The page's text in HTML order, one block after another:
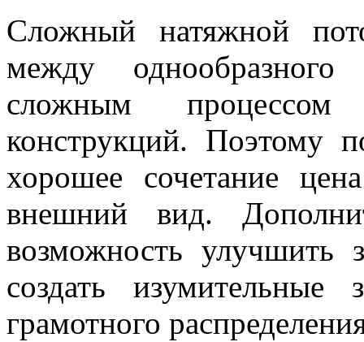
Сложный натяжной
между
сложным процессом
конструкций. Поэтому
хорошее сочетание
внешний вид.
возможность улучшить
создать
грамотного